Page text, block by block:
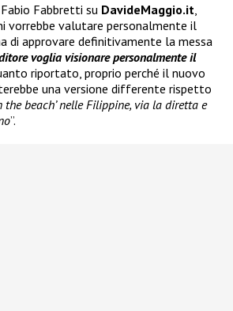
Fabbretti su DavideMaggio.it
vorrebbe valutare personalmente il
di approvare definitivamente la messa
voglia visionare personalmente il
riportato, proprio perché il nuovo
una versione differente rispetto
the beach’ nelle Filippine, via la diretta e
”.